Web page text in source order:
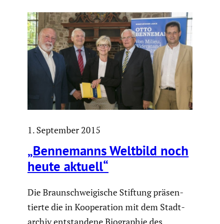
1. September 2015
„Benne­manns Weltbild noch
heute aktuell“
Die Braun­schwei­gi­sche Stiftung präsen­
tierte die in Koope­ra­tion mit dem Stadt­
ar­chiv entstan­dene Biogra­phie des